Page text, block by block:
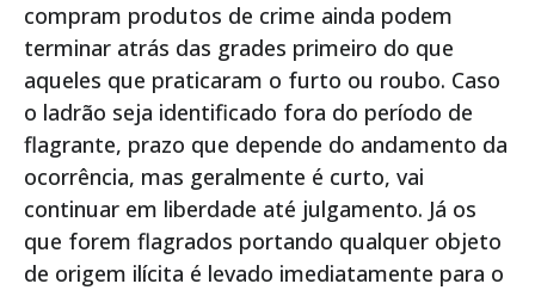
compram produtos de crime ainda podem
terminar atrás das grades primeiro do que
aqueles que praticaram o furto ou roubo. Caso
o ladrão seja identificado fora do período de
flagrante, prazo que depende do andamento da
ocorrência, mas geralmente é curto, vai
continuar em liberdade até julgamento. Já os
que forem flagrados portando qualquer objeto
de origem ilícita é levado imediatamente para o